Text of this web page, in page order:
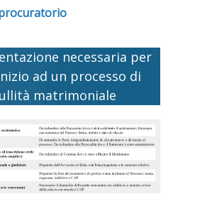
necessaria per
ad un processo di
matrimoniale